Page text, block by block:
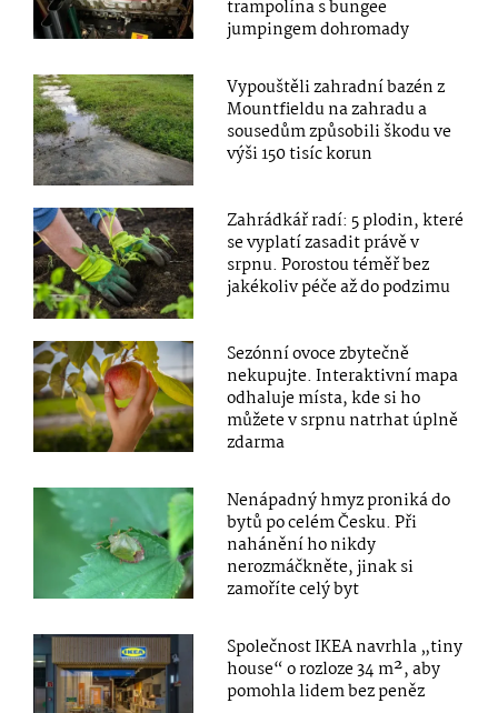
trampolína s bungee
jumpingem dohromady
Vypouštěli zahradní bazén z
Mountfieldu na zahradu a
sousedům způsobili škodu ve
výši 150 tisíc korun
Zahrádkář radí: 5 plodin, které
se vyplatí zasadit právě v
srpnu. Porostou téměř bez
jakékoliv péče až do podzimu
Sezónní ovoce zbytečně
nekupujte. Interaktivní mapa
odhaluje místa, kde si ho
můžete v srpnu natrhat úplně
zdarma
Nenápadný hmyz proniká do
bytů po celém Česku. Při
nahánění ho nikdy
nerozmáčkněte, jinak si
zamoříte celý byt
Společnost IKEA navrhla „tiny
house“ o rozloze 34 m², aby
pomohla lidem bez peněz